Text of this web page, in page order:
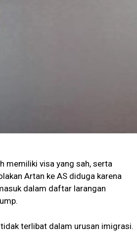
memiliki visa yang sah, serta
Artan ke AS diduga karena
dalam daftar larangan
terlibat dalam urusan imigrasi.